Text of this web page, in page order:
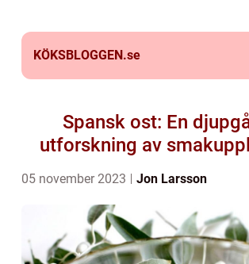
KÖKSBLOGGEN.se
Spansk ost: En
utforskning av
05 november 2023 Jon Larsson